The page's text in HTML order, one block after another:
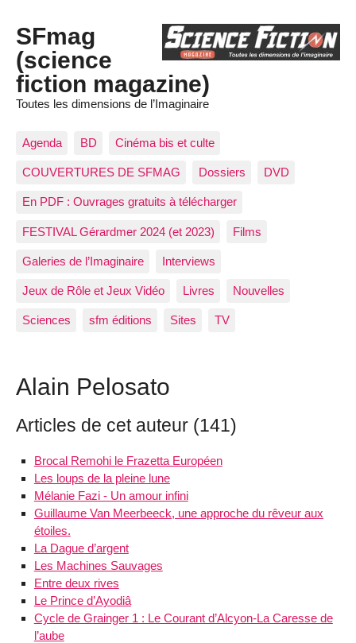
SFmag
(science
fiction magazine)
Toutes les dimensions de l’Imaginaire
Agenda BD Cinéma bis et culte
COUVERTURES DE SFMAG Dossiers DVD
En PDF : Ouvrages gratuits à télécharger
FESTIVAL Gérardmer 2024 (et 2023) Films
Galeries de l’Imaginaire Interviews
Jeux de Rôle et Jeux Vidéo Livres Nouvelles
Sciences sfm éditions Sites TV
Alain Pelosato
Articles de cet auteur (141)
Brocal Remohi le Frazetta Européen
Les loups de la pleine lune
Mélanie Fazi - Un amour infini
Guillaume Van Meerbeeck, une approche du rêveur aux
étoiles.
La Dague d’argent
Les Machines Sauvages
Entre deux rives
Le Prince d’Ayodiâ
Cycle de Grainger 1 : Le Courant d’Alcyon-La Caresse de
l’aube